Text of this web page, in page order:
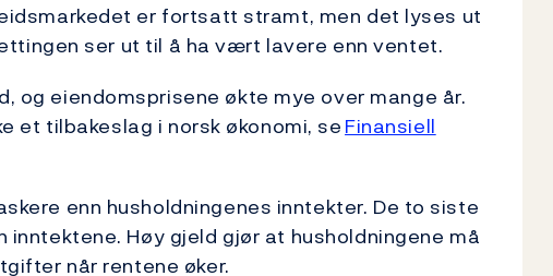
er fortsatt stramt, men det lyses ut
ser ut til å ha vært lavere enn ventet.
og eiendomsprisene økte mye over mange år.
et tilbakeslag i norsk økonomi, seFinansiell
enn husholdningenes inntekter. De to siste
inntektene. Høy gjeld gjør at husholdningene må
når rentene øker.